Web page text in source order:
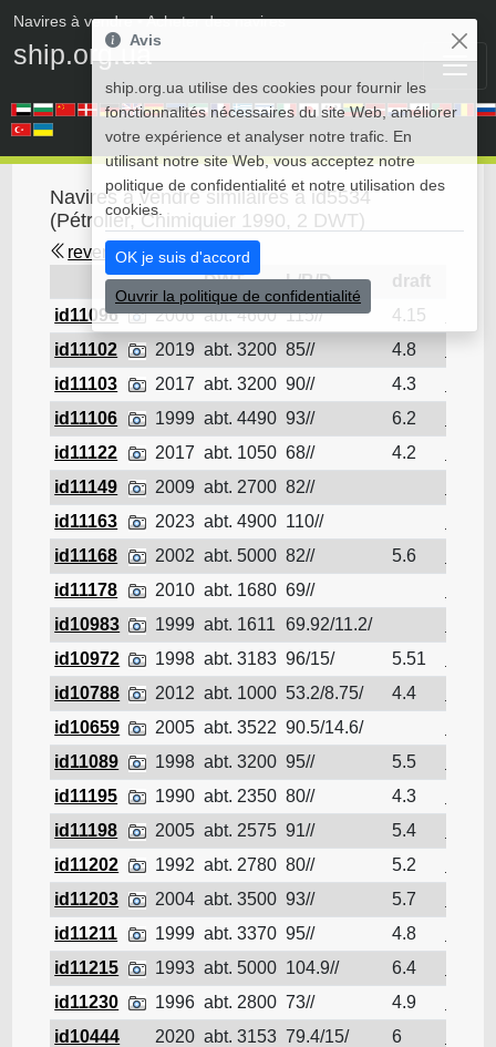
Navires à vendre• Acheter des navires
ship.org.ua
Navires à vendre similaires à id5534
(Pétrolier, Chimiquier 1990, 2 DWT)
revenir en arrière
DWT
L/B/D
draft
id11096
2006 abt. 4600 115// 4.15
id11102
2019 abt. 3200 85// 4.8
id11103
2017 abt. 3200 90// 4.3
id11106
1999 abt. 4490 93// 6.2
id11122
2017 abt. 1050 68// 4.2
id11149
2009 abt. 2700 82//
id11163
2023 abt. 4900 110//
id11168
2002 abt. 5000 82// 5.6
id11178
2010 abt. 1680 69//
id10983
1999 abt. 1611 69.92/11.2/
id10972
1998 abt. 3183 96/15/ 5.51
id10788
2012 abt. 1000 53.2/8.75/ 4.4
id10659
2005 abt. 3522 90.5/14.6/
id11089
1998 abt. 3200 95// 5.5
id11195
1990 abt. 2350 80// 4.3
id11198
2005 abt. 2575 91// 5.4
id11202
1992 abt. 2780 80// 5.2
id11203
2004 abt. 3500 93// 5.7
id11211
1999 abt. 3370 95// 4.8
id11215
1993 abt. 5000 104.9// 6.4
id11230
1996 abt. 2800 73// 4.9
id10444
2020 abt. 3153 79.4/15/ 6
Avis
ship.org.ua utilise des cookies pour fournir les
fonctionnalités nécessaires du site Web, améliorer
votre expérience et analyser notre trafic. En
utilisant notre site Web, vous acceptez notre
politique de confidentialité et notre utilisation des
cookies.
OK je suis d'accord
Ouvrir la politique de confidentialité